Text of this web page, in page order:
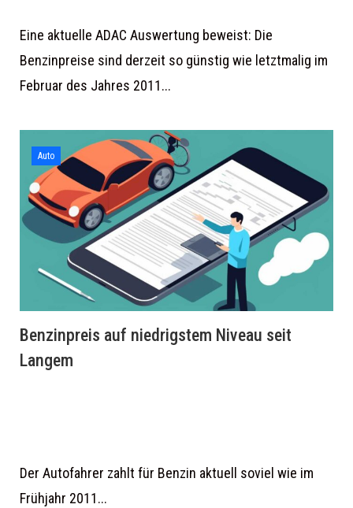
Eine aktuelle ADAC Auswertung beweist: Die
Benzinpreise sind derzeit so günstig wie letztmalig im
Februar des Jahres 2011...
Auto
Benzinpreis auf niedrigstem Niveau seit
Langem
Der Autofahrer zahlt für Benzin aktuell soviel wie im
Frühjahr 2011...